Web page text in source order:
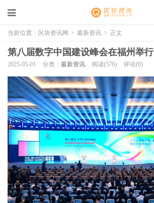
当前位置： 区块资讯网 > 最新资讯 > 正文
第八届数字中国建设峰会在福州举行
2025-05-01 分类： 最新资讯 阅读(576) 评论(0)